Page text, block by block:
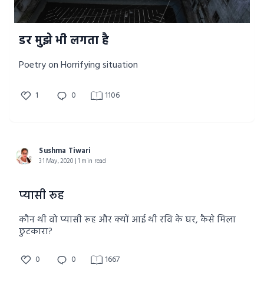
डर मुझे भी लगता है
Poetry on Horrifying situation
1 0 1106
Sushma Tiwari
31 May, 2020 | 1 min read
प्यासी रूह
कौन थी वो प्यासी रूह और क्यों आई थी रवि के घर, कैसे मिला
छुटकारा?
0 0 1667